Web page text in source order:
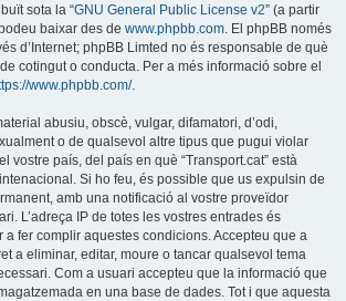
sota la “GNU General Public License v2” (a partir
baixar des de www.phpbb.com . El phpBB només
d’Internet; phpBB Limted no és responsable de què
cotingut o conducta. Per a més informació sobre el
www.phpbb.com/.
abusiu, obscè, vulgar, difamatori, d’odi,
o de qualsevol altre tipus que pugui violar
vostre país, del país en què “Transport.cat” està
Si ho feu, és possible que us expulsin de
amb una notificació al vostre proveïdor
L’adreça IP de totes les vostres entrades és
fer complir aquestes condicions. Accepteu que a
a eliminar, editar, moure o tancar qualsevol tema
Com a usuari accepteu que la informació que
en una base de dades. Tot i que aquesta